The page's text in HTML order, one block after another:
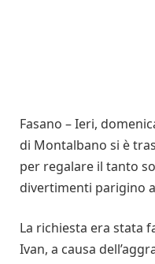
Fasano – Ieri,
di Montalbano si è
per regalare il tanto
divertimenti parigino
La richiesta era stata
Ivan, a causa